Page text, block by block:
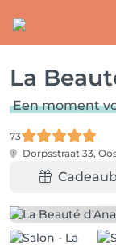
La
Een moment
73
Dorpsstraat 33,